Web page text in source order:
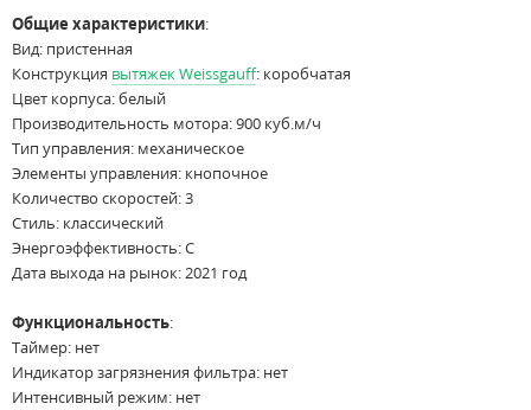
Общие характеристики:
Вид: пристенная
Конструкция вытяжек Weissgauff: коробчатая
Цвет корпуса: белый
Производительность мотора: 900 куб.м/ч
Тип управления: механическое
Элементы управления: кнопочное
Количество скоростей: 3
Стиль: классический
Энергоэффективность: C
Дата выхода на рынок: 2021 год
Функциональность:
Таймер: нет
Индикатор загрязнения фильтра: нет
Интенсивный режим: нет